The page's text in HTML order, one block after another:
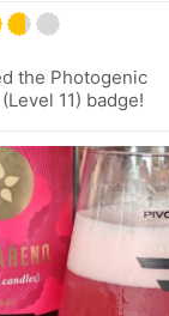
the Photogenic
11) badge!